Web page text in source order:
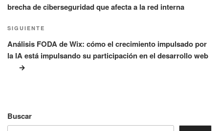
brecha de ciberseguridad que afecta a la red interna
Siguiente
entrada
SIGUIENTE
Análisis FODA de Wix: cómo el crecimiento impulsado por
la IA está impulsando su participación en el desarrollo web
Buscar